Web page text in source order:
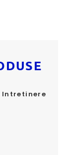
Intretinere